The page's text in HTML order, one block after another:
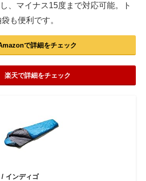
、マイナス15度まで対応可能。ト
も便利です。
で詳細をチェック
楽天で詳細をチェック
インディゴ